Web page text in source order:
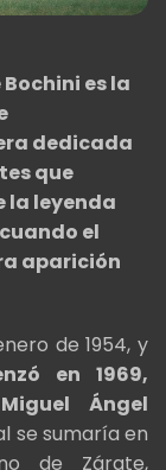
es la
dedicada
que
la leyenda
el
aparición
de 1954, y
en 1969,
Ángel
se sumaría en
de Zárate,